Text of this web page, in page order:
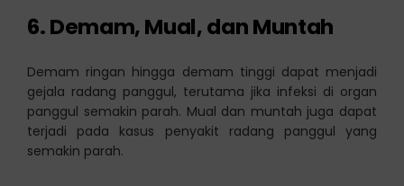
6. Demam, Mual, dan Muntah
Demam ringan hingga demam tinggi dapat menjadi
gejala radang panggul, terutama jika infeksi di organ
panggul semakin parah. Mual dan muntah juga dapat
terjadi pada kasus penyakit radang panggul yang
semakin parah.